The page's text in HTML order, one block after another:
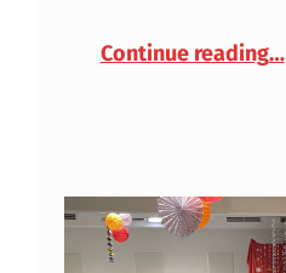
Continue reading…